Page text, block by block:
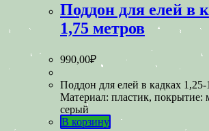
Поддон для елей в
1,75 метров
990,00₽
Поддон для елей в кадках 1,25-
Материал: пластик, покрытие:
серый
В корзину